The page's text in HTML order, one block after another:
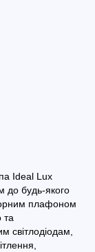
Ideal Lux
до будь-якого
плафоном
та
світлодіодам,